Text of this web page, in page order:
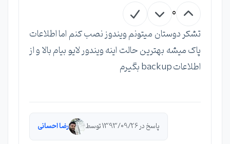
0
تشکر دوستان میتونم ویندوز نصب کنم اما اطلاعات
پاک میشه بهترین حالت اینه ویندور لایو بیام بالا و از
اطلاعات backup بگیرم
پاسخ در 1393/09/26 توسط رضا احسانی